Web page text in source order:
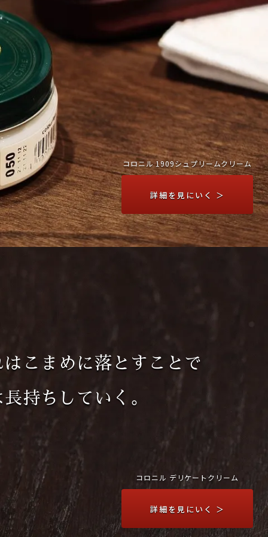
コロニル 1909シュプリームクリーム
詳細を見にいく ＞
はこまめに落とすことで
持ちしていく。
コロニル デリケートクリーム
詳細を見にいく ＞